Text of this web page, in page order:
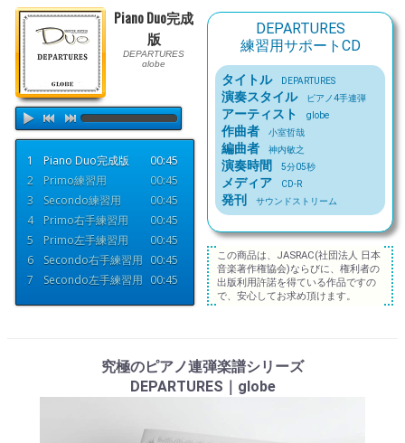
Piano Duo完成
版
DEPARTURES
globe
1 00:45
Piano Duo完成版
2
00:45
Primo練習用
3
00:45
Secondo練習用
4
00:45
Primo右手練習用
5
00:45
Primo左手練習用
6
00:45
Secondo右手練習用
7
00:45
Secondo左手練習用
DEPARTURES
練習用サポートCD
タイトルDEPARTURES
演奏スタイルピアノ4手連弾
アーティスト globe
作曲者 小室哲哉
編曲者 神内敏之
演奏時間 5分05秒
メディア CD-R
発刊 サウンドストリーム
この商品は、JASRAC(社団法人 日本
音楽著作権協会)ならびに、権利者の
出版利用許諾を得ている作品ですの
で、安心してお求め頂けます。
究極のピアノ連弾楽譜シリーズ
DEPARTURES｜globe